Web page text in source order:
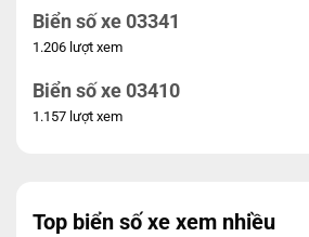
Biển số xe 03341
1.206 lượt xem
Biển số xe 03410
1.157 lượt xem
Top biển số xe xem nhiều